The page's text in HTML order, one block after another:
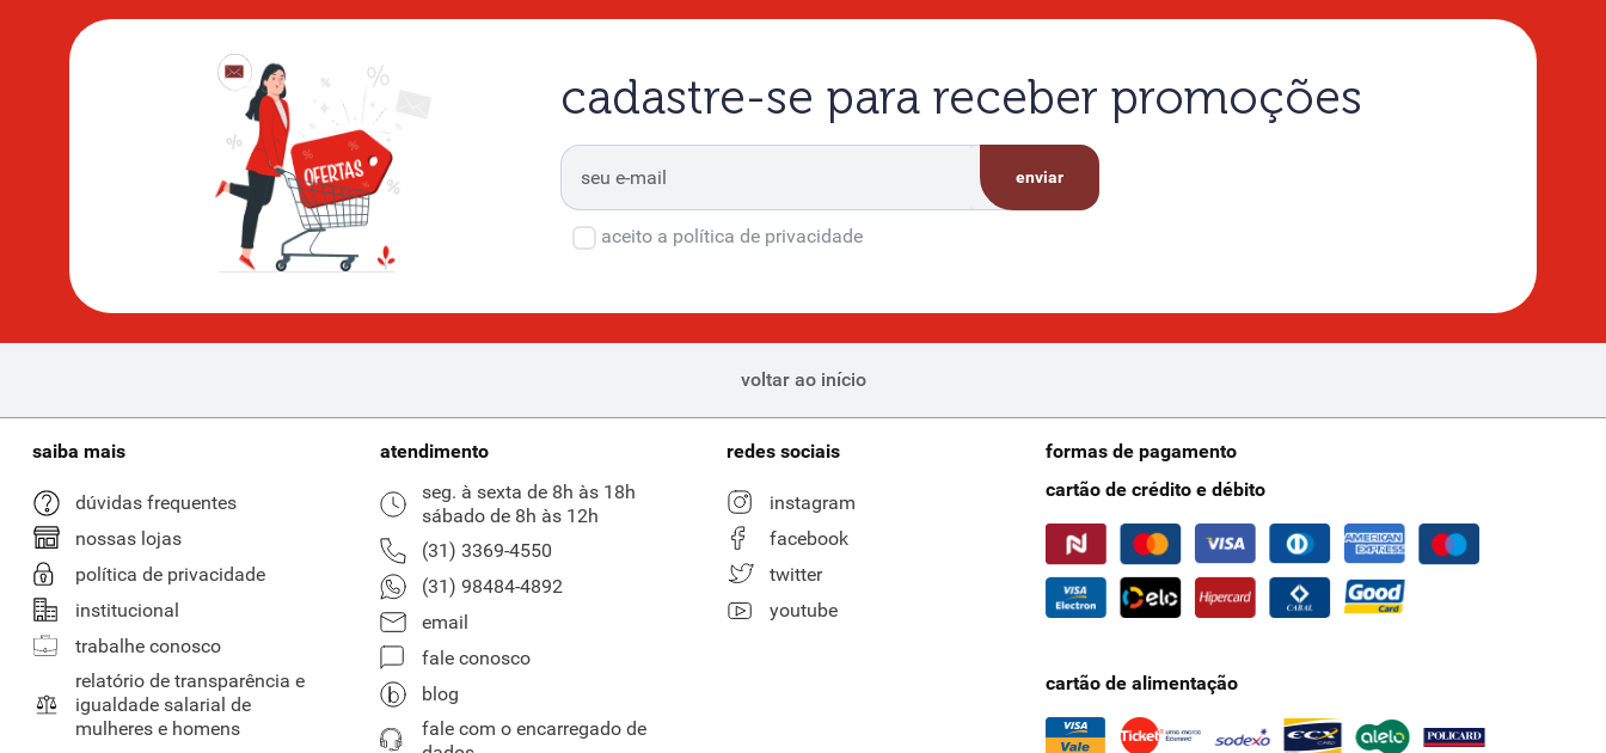
cadastre-se para receber promoções
enviar
aceito a política de privacidade
voltar ao início
saiba mais
dúvidas frequentes
nossas lojas
política de privacidade
institucional
trabalhe conosco
relatório de transparência e
igualdade salarial de
mulheres e homens
atendimento
seg. à sexta de 8h às 18h
sábado de 8h às 12h
(31) 3369-4550
(31) 98484-4892
email
fale conosco
blog
fale com o encarregado de
redes sociais
instagram
facebook
twitter
youtube
formas de pagamento
cartão de crédito e débito
cartão de alimentação